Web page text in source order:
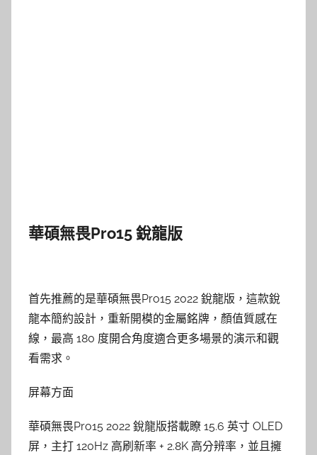
華碩無畏Pro15 銳龍版
首先推薦的是華碩無畏Pro15 2022 銳龍版，這款銳
龍本簡約設計，重新開模的金屬銘牌，顏值質感在
線，最高 180 度開合角度適合更多場景的演示和觀
看需求。
屏幕方面
華碩無畏Pro15 2022 銳龍版搭載瞭 15.6 英寸 OLED
屏，主打 120Hz 高刷新率 + 2.8K 高分辨率，並且擁